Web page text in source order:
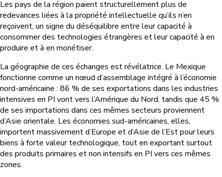
Les pays de la région paient structurellement plus de
redevances liées à la propriété intellectuelle qu’ils n’en
reçoivent, un signe du déséquilibre entre leur capacité à
consommer des technologies étrangères et leur capacité à en
produire et à en monétiser.
La géographie de ces échanges est révélatrice. Le Mexique
fonctionne comme un nœud d’assemblage intégré à l’économie
nord-américaine : 86 % de ses exportations dans les industries
intensives en PI vont vers l’Amérique du Nord, tandis que 45 %
de ses importations dans ces mêmes secteurs proviennent
d’Asie orientale. Les économies sud-américaines, elles,
importent massivement d’Europe et d’Asie de l’Est pour leurs
biens à forte valeur technologique, tout en exportant surtout
des produits primaires et non intensifs en PI vers ces mêmes
zones.